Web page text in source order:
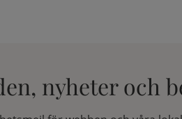
nyheter och